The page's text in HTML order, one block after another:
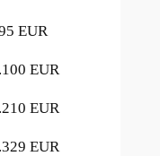
EUR
EUR
EUR
EUR